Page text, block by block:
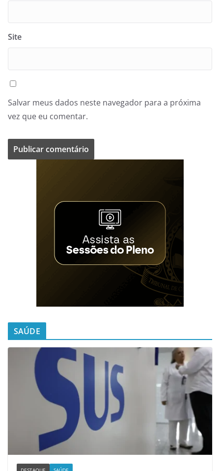
Site
Salvar meus dados neste navegador para a próxima
vez que eu comentar.
SAÚDE